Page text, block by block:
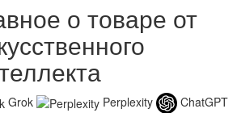
о товаре от
Grok Perplexity
ChatGPT